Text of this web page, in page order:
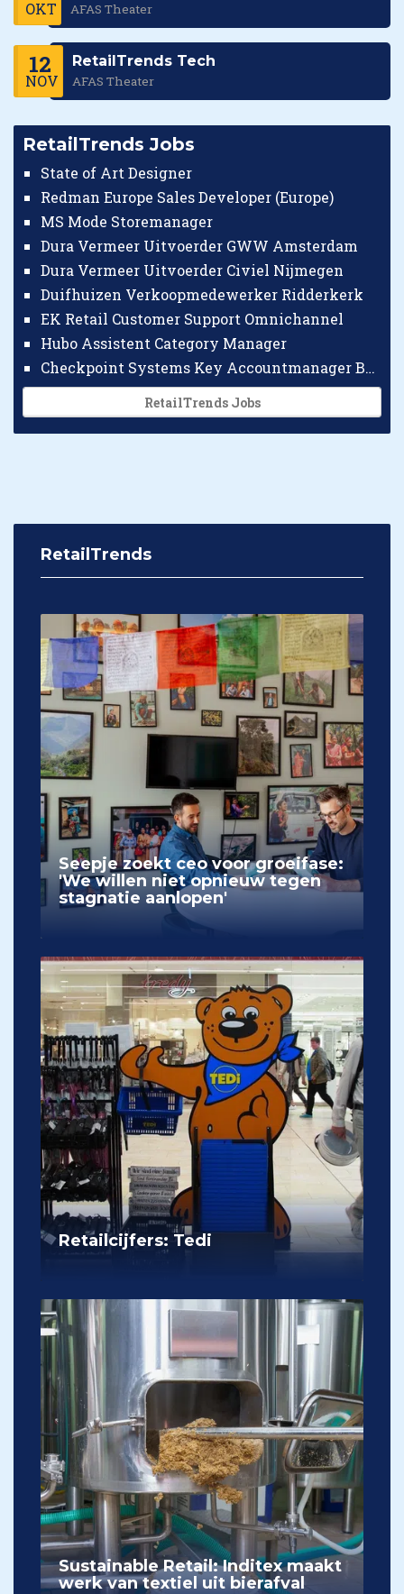
OKT AFAS Theater
12
NOV
RetailTrends Tech
AFAS Theater
RetailTrends Jobs
State of Art Designer
Redman Europe Sales Developer (Europe)
MS Mode Storemanager
Dura Vermeer Uitvoerder GWW Amsterdam
Dura Vermeer Uitvoerder Civiel Nijmegen
Duifhuizen Verkoopmedewerker Ridderkerk
EK Retail Customer Support Omnichannel
Hubo Assistent Category Manager
Checkpoint Systems Key Accountmanager Benelux
RetailTrends Jobs
RetailTrends
Seepje zoekt ceo voor groeifase:
'We willen niet opnieuw tegen
stagnatie aanlopen'
Retailcijfers: Tedi
Sustainable Retail: Inditex maakt
werk van textiel uit bierafval